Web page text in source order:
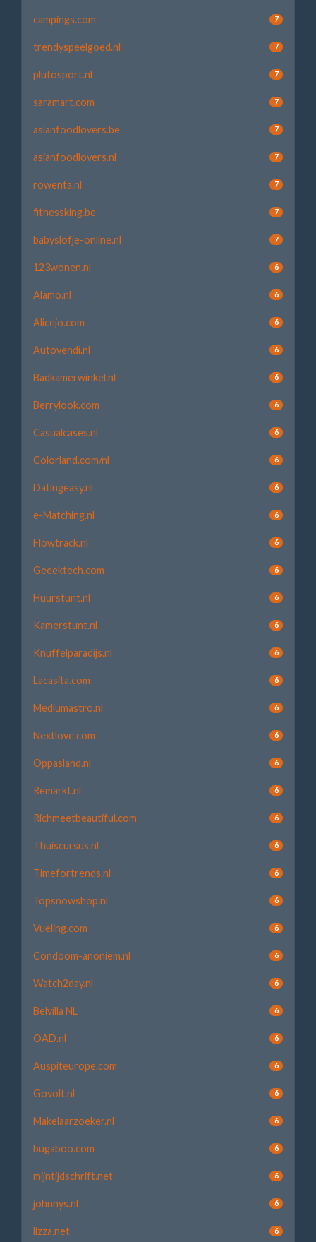
campings.com 7
trendyspeelgoed.nl 7
plutosport.nl 7
saramart.com 7
asianfoodlovers.be 7
asianfoodlovers.nl 7
rowenta.nl 7
fitnessking.be 7
babyslofje-online.nl 7
123wonen.nl 6
Alamo.nl 6
Alicejo.com 6
Autovendi.nl 6
Badkamerwinkel.nl 6
Berrylook.com 6
Casualcases.nl 6
Colorland.com/nl 6
Datingeasy.nl 6
e-Matching.nl 6
Flowtrack.nl 6
Geeektech.com 6
Huurstunt.nl 6
Kamerstunt.nl 6
Knuffelparadijs.nl 6
Lacasita.com 6
Mediumastro.nl 6
Nextlove.com 6
Oppasland.nl 6
Remarkt.nl 6
Richmeetbeautiful.com 6
Thuiscursus.nl 6
Timefortrends.nl 6
Topsnowshop.nl 6
Vueling.com 6
Condoom-anoniem.nl 6
Watch2day.nl 6
Belvilla NL 6
OAD.nl 6
Auspiteurope.com 6
Govolt.nl 6
Makelaarzoeker.nl 6
bugaboo.com 6
mijntijdschrift.net 6
johnnys.nl 6
lizza.net 6